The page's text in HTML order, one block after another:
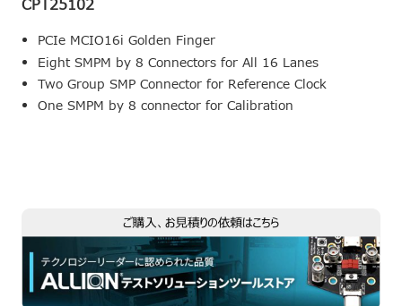
CPT25102
PCIe MCIO16i Golden Finger
Eight SMPM by 8 Connectors for All 16 Lanes
Two Group SMP Connector for Reference Clock
One SMPM by 8 connector for Calibration